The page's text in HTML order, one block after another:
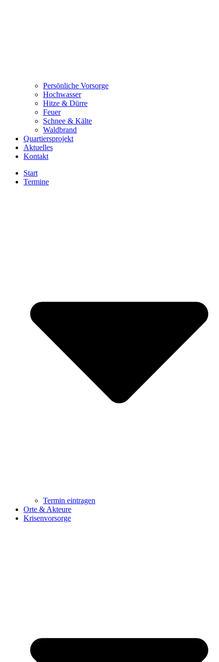
Persönliche Vorsorge
Hochwasser
Hitze & Dürre
Feuer
Schnee & Kälte
Waldbrand
Quartiersprojekt
Aktuelles
Kontakt
Start
Termine
Termin eintragen
Orte & Akteure
Krisenvorsorge